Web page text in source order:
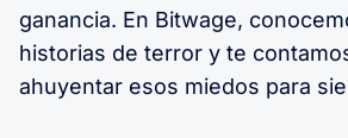
ganancia. En Bitwage,
historias de terror y te
ahuyentar esos miedos para